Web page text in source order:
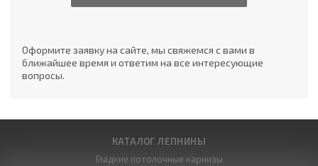
Оформите заявку на сайте, мы свяжемся с вами в
ближайшее время и ответим на все интересующие
вопросы.
КАТАЛОГ ЛЕПНИНЫ
Гладкие потолочные карнизы